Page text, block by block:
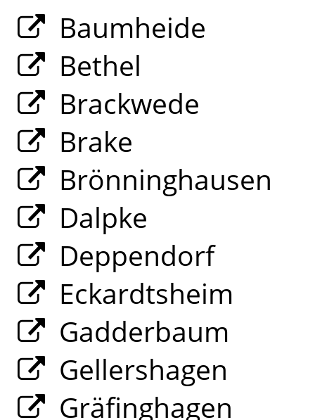
Baumheide
Bethel
Brackwede
Brake
Brönninghausen
Dalpke
Deppendorf
Eckardtsheim
Gadderbaum
Gellershagen
Gräfinghagen